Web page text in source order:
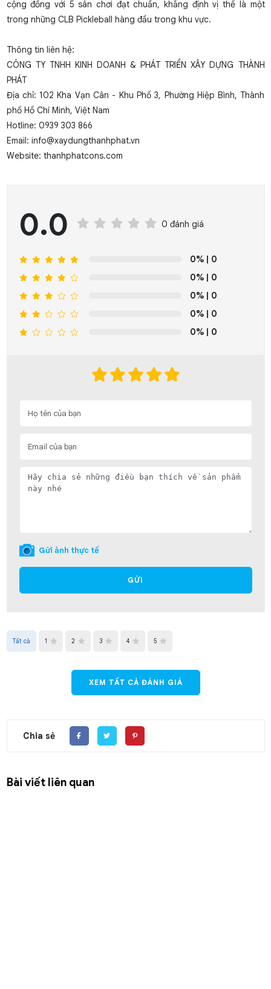
cộng đồng với 5 sân chơi đạt chuẩn, khẳng định vị thế là một
trong những CLB Pickleball hàng đầu trong khu vực.
Thông tin liên hệ:
CÔNG TY TNHH KINH DOANH & PHÁT TRIỂN XÂY DỰNG THÀNH
PHÁT
Địa chỉ: 102 Kha Vạn Cân - Khu Phố 3, Phường Hiệp Bình, Thành
phố Hồ Chí Minh, Việt Nam
Hotline: 0939 303 866
Email: info@xaydungthanhphat.vn
Website: thanhphatcons.com
0.0 0 đánh giá
0% | 0
0% | 0
0% | 0
0% | 0
0% | 0
Gửi ảnh thực tế
GỬI
Tất cả 1 2 3 4 5
XEM TẤT CẢ ĐÁNH GIÁ
Chia sẻ
Bài viết liên quan